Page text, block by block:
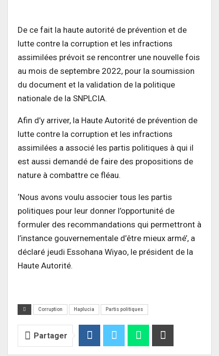
De ce fait la haute autorité de prévention et de
lutte contre la corruption et les infractions
assimilées prévoit se rencontrer une nouvelle fois
au mois de septembre 2022, pour la soumission
du document et la validation de la politique
nationale de la SNPLCIA.
Afin d’y arriver, la Haute Autorité de prévention de
lutte contre la corruption et les infractions
assimilées a associé les partis politiques à qui il
est aussi demandé de faire des propositions de
nature à combattre ce fléau.
‘Nous avons voulu associer tous les partis
politiques pour leur donner l’opportunité de
formuler des recommandations qui permettront à
l’instance gouvernementale d’être mieux armé’, a
déclaré jeudi Essohana Wiyao, le président de la
Haute Autorité.
Corruption Haplucia Partis politiques
Partager